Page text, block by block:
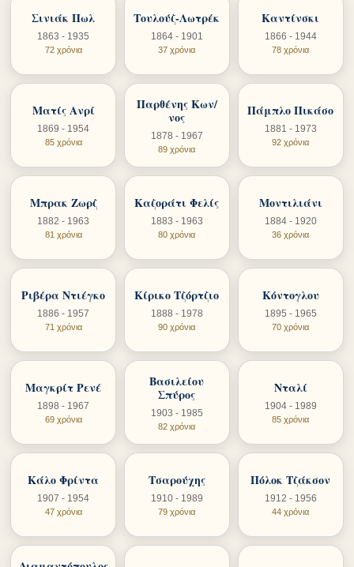
Σινιάκ Πωλ
1863 - 1935
72 χρόνια
Τουλούζ-Λωτρέκ
1864 - 1901
37 χρόνια
Καντίνσκι
1866 - 1944
78 χρόνια
Ματίς Ανρί
1869 - 1954
85 χρόνια
Παρθένης Κων/
νος
1878 - 1967
89 χρόνια
Πάμπλο Πικάσο
1881 - 1973
92 χρόνια
Μπρακ Ζωρζ
1882 - 1963
81 χρόνια
Καζοράτι Φελίς
1883 - 1963
80 χρόνια
Μοντιλιάνι
1884 - 1920
36 χρόνια
Ριβέρα Ντιέγκο
1886 - 1957
71 χρόνια
Κίρικο Τζόρτζιο
1888 - 1978
90 χρόνια
Κόντογλου
1895 - 1965
70 χρόνια
Μαγκρίτ Ρενέ
1898 - 1967
69 χρόνια
Βασιλείου
Σπύρος
1903 - 1985
82 χρόνια
Νταλί
1904 - 1989
85 χρόνια
Κάλο Φρίντα
1907 - 1954
47 χρόνια
Τσαρούχης
1910 - 1989
79 χρόνια
Πόλοκ Τζάκσον
1912 - 1956
44 χρόνια